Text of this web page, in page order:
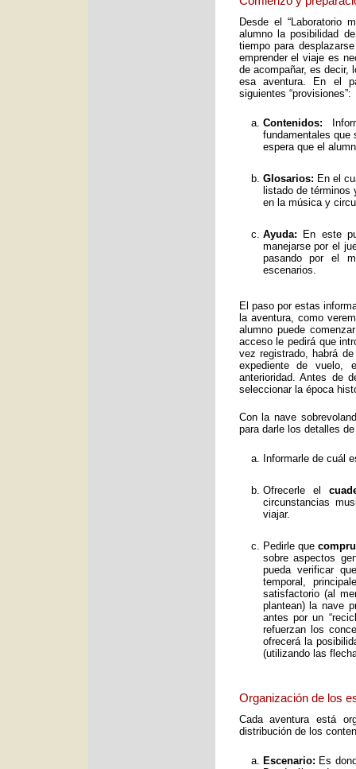
Desde el “Laboratorio
alumno la posibilidad
tiempo para
emprender el viaje es
de acompañar, es decir,
esa aventura. En el
siguientes “provisiones”:
Contenidos:
fundamentales que
espera que el
Glosarios: En el
listado de
en la música y
Ayuda: En este
manejarse por el
pasando por el
escenarios.
El paso por estas
la aventura, como
alumno puede
acceso le pedirá que
vez registrado, habrá
expediente de vuelo,
anterioridad. Antes de
seleccionar la época
Con la nave
para darle los detalles
Informarle de cuál
Ofrecerle el
circunstancias
viajar.
Pedirle que
sobre aspectos
pueda verificar
temporal,
satisfactorio (al
plantean) la nave
antes por un
refuerzan los
ofrecerá la
(utilizando las
Organización de los
Cada aventura está
distribución de los
Escenario: Es